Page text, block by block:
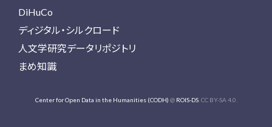
DiHuCo
ディジタル・シルクロード
人文学研究データリポジトリ
まめ知識
Center for Open Data in the Humanities (CODH) @ ROIS-DS. CC BY-SA 4.0.